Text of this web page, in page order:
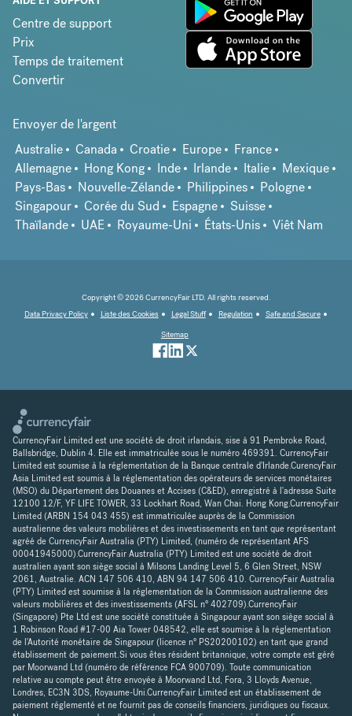
Centre de support
Prix
Temps de traitement
Convertir
Envoyer de l'argent
Australie
Canada Croatie Europe
France
Allemagne
Hong Kong Inde Irlande Italie
Mexique
Pays-Bas
Nouvelle-Zélande Philippines
Pologne
Singapour
Corée du Sud Espagne
Suisse
Thaïlande
UAE Royaume-Uni États-Unis Viêt Nam
Copyright © 2026 CurrencyFair LTD. All rights reserved.
Data Privacy Policy
Liste des Cookies Legal Stuff Regulation
Safe and Secure
Sitemap
CurrencyFair Limited est une société de droit irlandais, sise à 91 Pembroke Road,
Ballsbridge, Dublin 4. Elle est immatriculée sous le numéro 469391. CurrencyFair
Limited est soumise à la réglementation de la Banque centrale d'Irlande.CurencyFair
Asia Limited est soumis à la réglementation des opérateurs de services monétaires
(MSO) du Département des Douanes et Accises (C&ED), enregistré à l'adresse Suite
12100 12/F, YF LIFE TOWER, 33 Lockhart Road, Wan Chai. Hong Kong.CurrencyFair
Limited (ARBN 154 043 455) est immatriculée auprès de la Commission
australienne des valeurs mobilières et des investissements en tant que représentant
agréé de CurrencyFair Australia (PTY) Limited, (numéro de représentant AFS
00041945000).CurrencyFair Australia (PTY) Limited est une société de droit
australien ayant son siège social à Milsons Landing Level 5, 6 Glen Street, NSW
2061, Australie. ACN 147 506 410, ABN 94 147 506 410. CurrencyFair Australia
(PTY) Limited est soumise à la réglementation de la Commission australienne des
valeurs mobilières et des investissements (AFSL n° 402709).CurrencyFair
(Singapore) Pte Ltd est une société constituée à Singapour ayant son siège social à
1 Robinson Road #17-00 Aia Tower 048542, elle est soumise à la réglementation
de l'Autorité monétaire de Singapour (licence n° PS20200102) en tant que grand
établissement de paiement.Si vous êtes résident britannique, votre compte est géré
par Moorwand Ltd (numéro de référence FCA 900709). Toute communication
relative au compte peut être envoyée à Moorwand Ltd, Fora, 3 Lloyds Avenue,
Londres, EC3N 3DS, Royaume-Uni.CurrencyFair Limited est un établissement de
paiement réglementé et ne fournit pas de conseils financiers, juridiques ou fiscaux.